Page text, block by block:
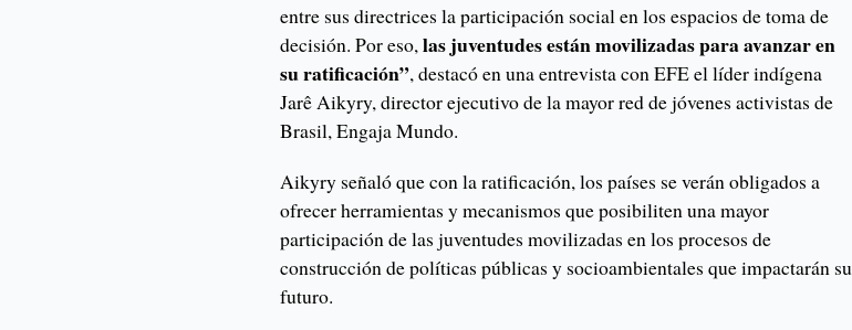
entre sus directrices la participación social en los espacios de toma de
decisión. Por eso,las juventudes están movilizadas para avanzar en
su ratificación”, destacó en una entrevista con EFE el líder indígena
Jarê Aikyry, director ejecutivo de la mayor red de jóvenes activistas de
Brasil, Engaja Mundo.
Aikyry señaló que con la ratificación, los países se verán obligados a
ofrecer herramientas y mecanismos que posibiliten una mayor
participación de las juventudes movilizadas en los procesos de
construcción de políticas públicas y socioambientales que impactarán su
futuro.